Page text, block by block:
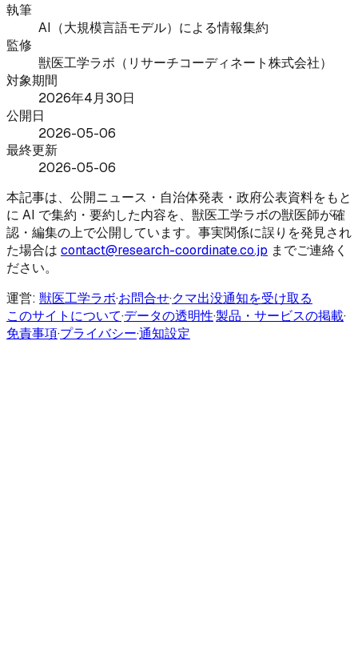
執筆
AI（大規模言語モデル）による情報集約
監修
獣医工学ラボ（リサーチコーディネート株式会社）
対象期間
2026年4月30日
公開日
2026-05-06
最終更新
2026-05-06
本記事は、公開ニュース・自治体発表・政府公表資料をもと
に AI で集約・要約した内容を、獣医工学ラボの獣医師が確
認・編集の上で公開しています。事実関係に誤りを発見され
た場合は contact@research-coordinate.co.jp までご連絡く
ださい。
運営: 獣医工学ラボ·お問合せ·クマ出没通知を受け取る
このサイトについて·データの透明性·製品・サービスの掲載·
免責事項·プライバシー·通知設定